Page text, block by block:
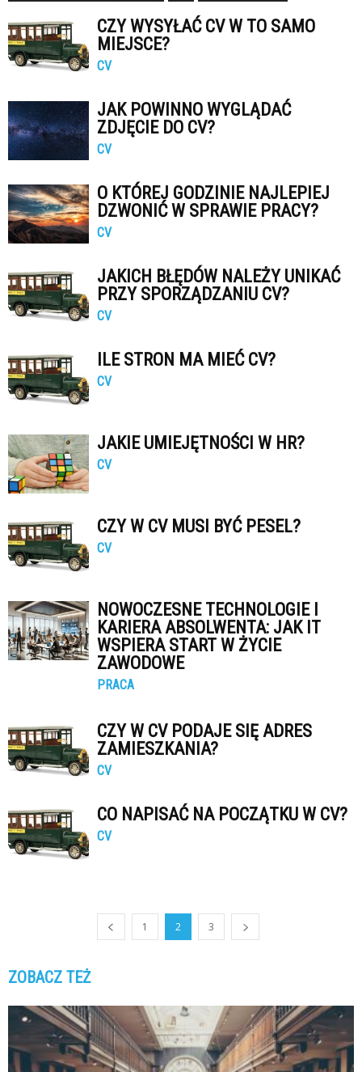
CZY WYSYŁAĆ CV W TO SAMO
MIEJSCE?
CV
JAK POWINNO WYGLĄDAĆ
ZDJĘCIE DO CV?
CV
O KTÓREJ GODZINIE NAJLEPIEJ
DZWONIĆ W SPRAWIE PRACY?
CV
JAKICH BŁĘDÓW NALEŻY UNIKAĆ
PRZY SPORZĄDZANIU CV?
CV
ILE STRON MA MIEĆ CV?
CV
JAKIE UMIEJĘTNOŚCI W HR?
CV
CZY W CV MUSI BYĆ PESEL?
CV
NOWOCZESNE TECHNOLOGIE I
KARIERA ABSOLWENTA: JAK IT
WSPIERA START W ŻYCIE
ZAWODOWE
PRACA
CZY W CV PODAJE SIĘ ADRES
ZAMIESZKANIA?
CV
CO NAPISAĆ NA POCZĄTKU W CV?
CV
1 2 3
ZOBACZ TEŻ